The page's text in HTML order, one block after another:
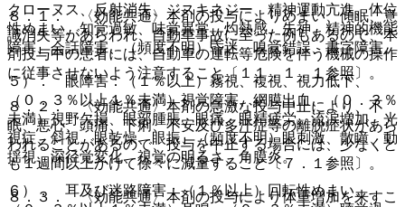
８．１． 〈効能共通〉本剤の投与によりめまい、傾眠、意
識消失等があらわれ、自動車事故に至った例もあるので、本
剤投与中の患者には、自動車の運転等危険を伴う機械の操作
に従事させないよう注意すること〔１１．１．１参照〕。
８．２． 〈効能共通〉本剤の急激な投与中止により、不
眠、悪心、頭痛、下痢、不安及び多汗症等の離脱症状があら
われることがあるので、投与を中止する場合には、少なくと
も１週間以上かけて徐々に減量すること〔７．１参照〕。
８．３． 〈効能共通〉本剤の投与により体重増加を来すこ
クローヌス、反射消失、ジスキネジー、精神運動亢進、体位
性めまい、知覚過敏、味覚異常、灼熱感、失神、精神的機能
障害、会話障害、（頻度不明）昏迷、嗅覚錯誤、書字障害。
５）． 眼障害：（１％以上）霧視、複視、視力低下、
（０．３％以上１％未満）視覚障害、網膜出血、（０．３％
未満）視野欠損、眼部腫脹、眼痛、眼精疲労、流涙増加、光
視症、斜視、眼乾燥、眼振、（頻度不明）眼刺激、散瞳、動
揺視、深径覚変化、視覚の明るさ、角膜炎。
６）． 耳及び迷路障害：（１％以上）回転性めまい、